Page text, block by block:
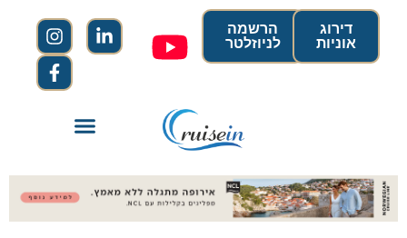
הרשמה
לניוזלטר
דירוג
אוניות